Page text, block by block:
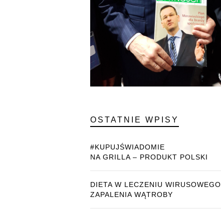
OSTATNIE WPISY
#KUPUJŚWIADOMIE
NA GRILLA – PRODUKT POLSKI
DIETA W LECZENIU WIRUSOWEGO
ZAPALENIA WĄTROBY